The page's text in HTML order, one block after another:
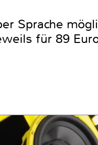
Sprache
für 89